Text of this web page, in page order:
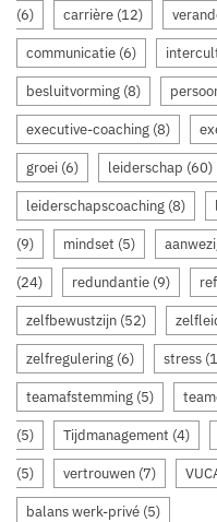
(6) carrière (12)
communicatie (6)
besluitvorming (8)
executive-coaching (8)
groei (6) leiderschap (60)
leiderschapscoaching (8)
(9) mindset (5)
(24) redundantie (9)
zelfbewustzijn (52)
zelfregulering (6) stress
teamafstemming (5)
(5) Tijdmanagement (4)
(5) vertrouwen (7)
balans werk-privé (5)